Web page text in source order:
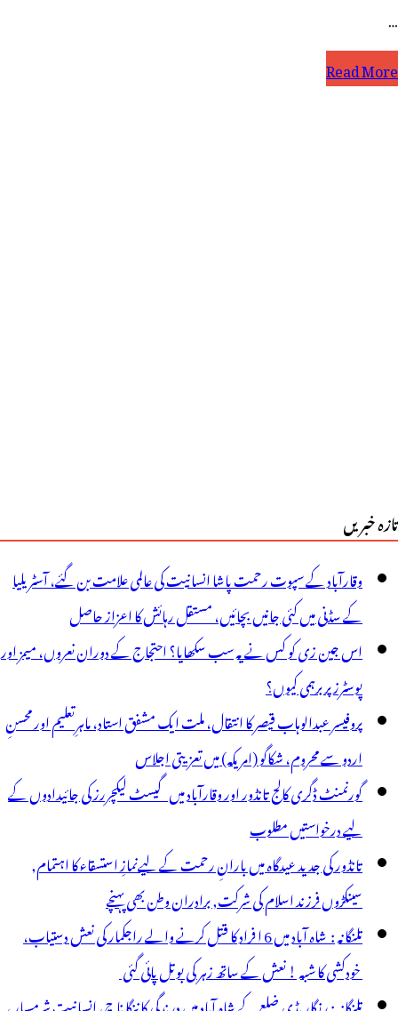
…
رکن
شہر
میں
Read More
تازہ خبریں
وقارآباد کے سپوت رحمت پاشا انسانیت کی عالمی علامت بن گئے، آسٹریلیا
کے سڈنی میں کئی جانیں بچائیں، مستقل رہائش کا اعزاز حاصل
اس جین زی کو کس نے یہ سب سکھایا؟ احتجاج کے دوران نعروں، میمز اور
پوسٹرز پر برہمی کیوں؟
پروفیسر عبدالوہاب قیصر کا انتقال، ملت ایک مشفق استاد، ماہرِتعلیم اور محسنِ
اردو سے محروم، شکاگو (امریکہ) میں تعزیتی اجلاس
گورنمنٹ ڈگری کالج تانڈور اور وقارآباد میں گیسٹ لیکچررز کی جائیدادوں کے
لیے درخواستیں مطلوب
تانڈور کی جدید عیدگاہ میں بارانِ رحمت کے لیےنمازِ استسقاء کا اہتمام,
سینکڑوں فرزند اسلام کی شرکت, برادران وطن بھی پہنچے
تلنگانہ : شاہ آباد میں 6 ا فراد کا قتل کرنے والے راجکمار کی نعش دستیاب،
خودکشی کا شبہ ! نعش کے ساتھ زہر کی بوتل پائی گئی